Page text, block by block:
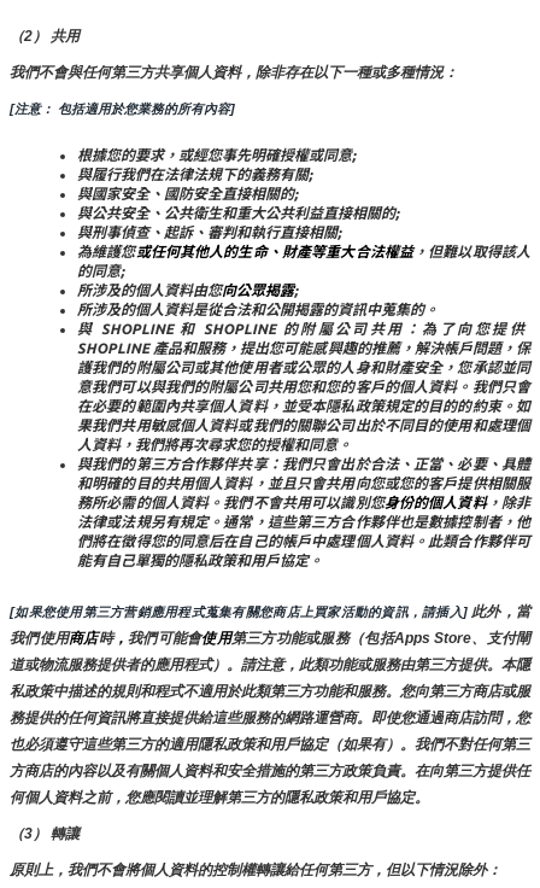
（2） 共用
我們不會與任何第三方共享個人資料，除非存在以下一種或多種情況：
[注意： 包括適用於您業務的所有內容]
根據您的要求，或經您事先明確授權或同意;
與履行我們在法律法規下的義務有關;
與國家安全、國防安全直接相關的;
與公共安全、公共衛生和重大公共利益直接相關的;
與刑事偵查、起訴、審判和執行直接相關;
為維護您或任何其他人的生命、財產等重大合法權益，但難以取得該人
的同意;
所涉及的個人資料由您向公眾揭露;
所涉及的個人資料是從合法和公開揭露的資訊中蒐集的。
與 SHOPLINE 和 SHOPLINE 的附屬公司共用：為了向您提供
SHOPLINE 產品和服務，提出您可能感興趣的推薦，解決帳戶問題，保
護我們的附屬公司或其他使用者或公眾的人身和財產安全，您承認並同
意我們可以與我們的附屬公司共用您和您的客戶的個人資料。我們只會
在必要的範圍內共享個人資料，並受本隱私政策規定的目的的約束。如
果我們共用敏感個人資料或我們的關聯公司出於不同目的使用和處理個
人資料，我們將再次尋求您的授權和同意。
與我們的第三方合作夥伴共享：我們只會出於合法、正當、必要、具體
和明確的目的共用個人資料，並且只會共用向您或您的客戶提供相關服
務所必需的個人資料。我們不會共用可以識別您身份的個人資料，除非
法律或法規另有規定。通常，這些第三方合作夥伴也是數據控制者，他
們將在徵得您的同意后在自己的帳戶中處理個人資料。此類合作夥伴可
能有自己單獨的隱私政策和用戶協定。
[如果您使用第三方营銷應用程式蒐集有關您商店上買家活動的資訊，請插入] 此外，當
我們使用商店時，我們可能會使用第三方功能或服務（包括Apps Store、支付閘
道或物流服務提供者的應用程式）。請注意，此類功能或服務由第三方提供。本隱
私政策中描述的規則和程式不適用於此類第三方功能和服務。您向第三方商店或服
務提供的任何資訊將直接提供給這些服務的網路運營商。即使您通過商店訪問，您
也必須遵守這些第三方的適用隱私政策和用戶協定（如果有）。我們不對任何第三
方商店的內容以及有關個人資料和安全措施的第三方政策負責。在向第三方提供任
何個人資料之前，您應閱讀並理解第三方的隱私政策和用戶協定。
（3） 轉讓
原則上，我們不會將個人資料的控制權轉讓給任何第三方，但以下情況除外：